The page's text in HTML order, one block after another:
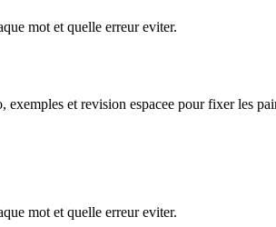
mot et quelle erreur eviter.
et revision espacee pour fixer les
mot et quelle erreur eviter.